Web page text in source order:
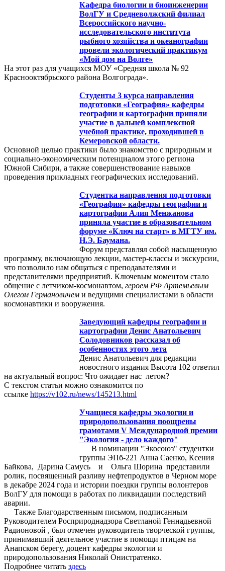
Кафедра биологии и биоинженерии
ВолГУ и Средневолжский филиал
Всероссийского научно-
исследовательского института
рыбного хозяйства и океанографии
провели экологический практикум
«Мой дом на Волге»
На этот раз для учащихся МОУ «Средняя школа № 92
Краснооктябрьского района Волгограда».
Студенты 3 курса направления
подготовки «География» кафедры
географии и картографии приняли
участие в дальней комплексной
учебной практике, проходившей в
Кемеровской области.
Основной целью практики было знакомство с природным и
социально-экономическим потенциалом этого региона
Южной Сибири, а также совершенствование навыков
проведения прикладных географических исследований.
Студентка направления подготовки
«География» кафедры географии и
картографии Алия Менжанова
приняла участие в образовательном
форуме «Ключ на старт» в МГТУ им.
Н.Э. Баумана.
Форум представлял собой насыщенную
программу, включающую лекции, мастер-классы и экскурсии,
что позволило нам общаться с преподавателями и
представителями предприятий. Ключевым моментом стало
общение с летчиком-космонавтом, героем РФ Артемьевым
Олегом Германовичем и ведущими специалистами в области
космонавтики и вооружения.
Заведующий кафедры географии и
картографии Денис Анатольевич
Солодовников рассказал об
особенностях этого лета
Денис Анатольевич для редакции
новостного издания Высота 102 ответил
на актуальный вопрос: Что ожидает нас летом?
С текстом статьи можно ознакомится по
ссылке https://v102.ru/news/145213.html
Учащиеся кафедры экологии и
природопользования поощрены
грамотами V Международной премии
"Экология - дело каждого"
В номинации "Экосоюз" студентки
группы ЭПб-221 Анна Саенко, Ксения
Байкова, Дарина Самусь и Ольга Шорина представили
ролик, посвященный разливу нефтепродуктов в Черном море
в декабре 2024 года и истории поездки группы волонтеров
ВолГУ для помощи в работах по ликвидации последствий
аварии.
Также Благодарственным письмом, подписанным
Руководителем Росприроднадзора Светланой Геннадьевной
Радионовой , был отмечен руководитель творческой группы,
принимавший деятельное участие в помощи птицам на
Анапском берегу, доцент кафедры экологии и
природопользования Николай Онистратенко.
Подробнее читать здесь